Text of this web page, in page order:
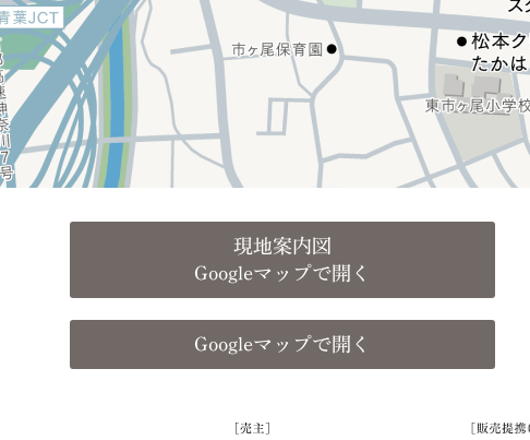
現地案内図
Googleマップで開く
Googleマップで開く